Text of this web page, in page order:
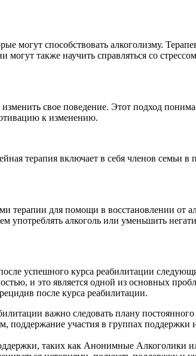
способствовать алкоголизму.
также научить справляться со
свое поведение. Этот подход
к изменению.
терапия включает в себя членов семьи в
терапии для помощи в восстановлении от
алкоголь или уменьшить
успешного курса реабилитации
и это является одной из основных
после курса реабилитации.
важно следовать плану
поддержание участия в группах поддержки
таких как Анонимные